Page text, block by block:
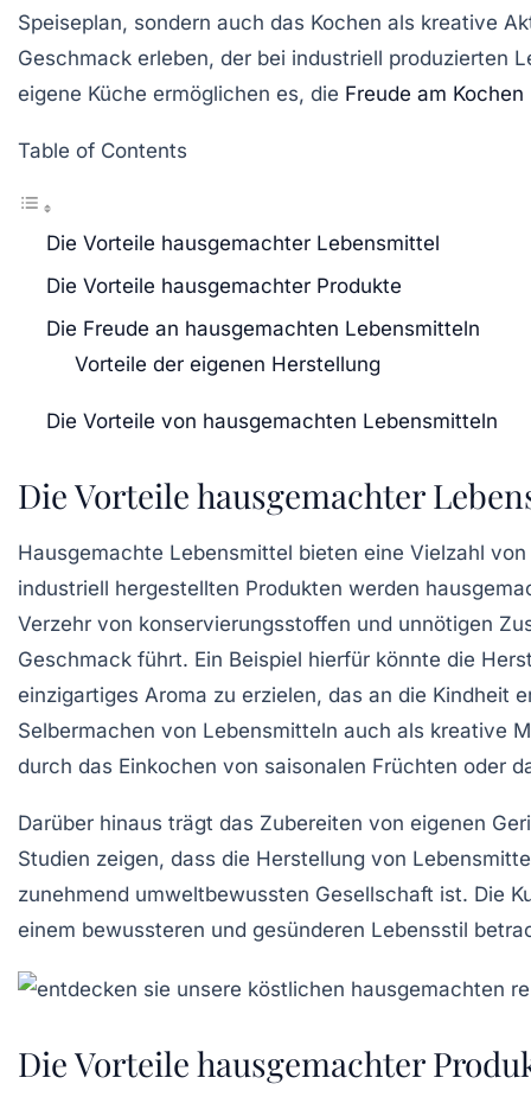
Speiseplan, sondern auch das Kochen als kreative
Geschmack erleben, der bei industriell produzierten
eigene Küche ermöglichen es, die Freude am Kochen
Table of Contents
Die Vorteile hausgemachter Lebensmittel
Die Vorteile hausgemachter Produkte
Die Freude an hausgemachten Lebensmitteln
Vorteile der eigenen Herstellung
Die Vorteile von hausgemachten Lebensmitteln
Die Vorteile hausgemachter
Hausgemachte Lebensmittel bieten eine Vielzahl von
industriell hergestellten Produkten werden
Verzehr von konservierungsstoffen und unnötigen
Geschmack führt. Ein Beispiel hierfür könnte die
einzigartiges Aroma zu erzielen, das an die Kindheit
Selbermachen von Lebensmitteln auch als kreative
durch das Einkochen von saisonalen Früchten oder
Darüber hinaus trägt das Zubereiten von eigenen
Studien zeigen, dass die Herstellung von
zunehmend umweltbewussten Gesellschaft ist. Die
einem bewussteren und gesünderen Lebensstil
Die Vorteile hausgemachter